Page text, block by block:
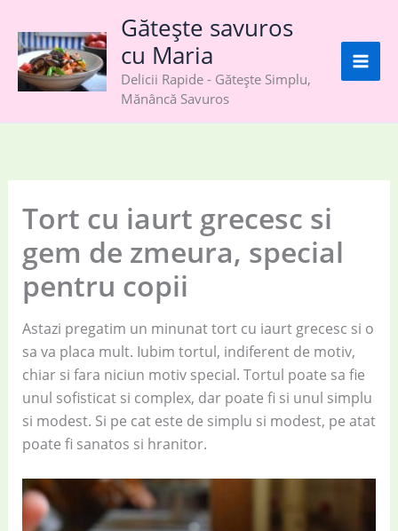
content
Gătește savuros
cu Maria
Delicii Rapide - Gătește Simplu,
Mănâncă Savuros
Tort cu iaurt grecesc si
gem de zmeura, special
pentru copii
Astazi pregatim un minunat tort cu iaurt grecesc si o
sa va placa mult. Iubim tortul, indiferent de motiv,
chiar si fara niciun motiv special. Tortul poate sa fie
unul sofisticat si complex, dar poate fi si unul simplu
si modest. Si pe cat este de simplu si modest, pe atat
poate fi sanatos si hranitor.